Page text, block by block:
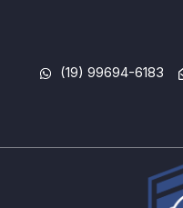
conteúdo
(19) 99694-6183